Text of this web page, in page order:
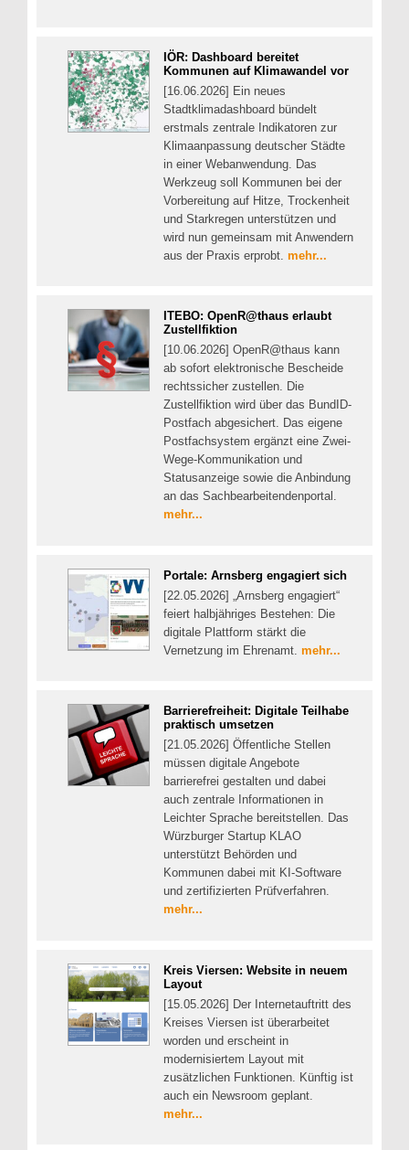
IÖR: Dashboard bereitet
Kommunen auf Klimawandel vor
[16.06.2026] Ein neues
Stadtklimadashboard bündelt
erstmals zentrale Indikatoren zur
Klimaanpassung deutscher Städte
in einer Webanwendung. Das
Werkzeug soll Kommunen bei der
Vorbereitung auf Hitze, Trockenheit
und Starkregen unterstützen und
wird nun gemeinsam mit Anwendern
aus der Praxis erprobt. mehr...
ITEBO: OpenR@thaus erlaubt
Zustellfiktion
[10.06.2026] OpenR@thaus kann
ab sofort elektronische Bescheide
rechtssicher zustellen. Die
Zustellfiktion wird über das BundID-
Postfach abgesichert. Das eigene
Postfachsystem ergänzt eine Zwei-
Wege-Kommunikation und
Statusanzeige sowie die Anbindung
an das Sachbearbeitendenportal.
mehr...
Portale: Arnsberg engagiert sich
[22.05.2026] „Arnsberg engagiert“
feiert halbjähriges Bestehen: Die
digitale Plattform stärkt die
Vernetzung im Ehrenamt. mehr...
Barrierefreiheit: Digitale Teilhabe
praktisch umsetzen
[21.05.2026] Öffentliche Stellen
müssen digitale Angebote
barrierefrei gestalten und dabei
auch zentrale Informationen in
Leichter Sprache bereitstellen. Das
Würzburger Startup KLAO
unterstützt Behörden und
Kommunen dabei mit KI-Software
und zertifizierten Prüfverfahren.
mehr...
Kreis Viersen: Website in neuem
Layout
[15.05.2026] Der Internetauftritt des
Kreises Viersen ist überarbeitet
worden und erscheint in
modernisiertem Layout mit
zusätzlichen Funktionen. Künftig ist
auch ein Newsroom geplant.
mehr...